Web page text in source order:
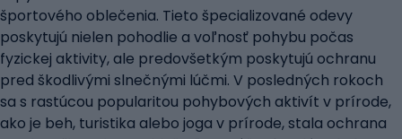
športového oblečenia. Tieto špecializované odevy
poskytujú nielen pohodlie a voľnosť pohybu počas
fyzickej aktivity, ale predovšetkým poskytujú ochranu
pred škodlivými slnečnými lúčmi. V posledných rokoch
sa s rastúcou popularitou pohybových aktivít v prírode,
ako je beh, turistika alebo joga v prírode, stala ochrana